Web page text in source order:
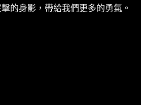
的身影，帶給我們更多的勇氣。